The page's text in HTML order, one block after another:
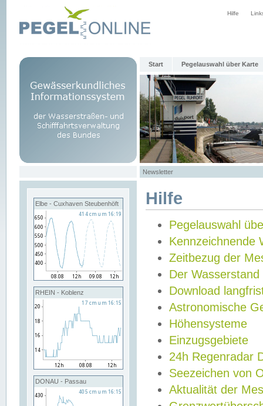
Hilfe
Start Pegelauswahl über Karte
Newsletter
Elbe - Cuxhaven Steubenhöft
RHEIN - Koblenz
DONAU - Passau
Hilfe
Pegelauswahl
Kennzeichnende
Zeitbezug der
Der Wasserstand
Download
Astronomische
Höhensysteme
Einzugsgebiete
24h Regenradar
Seezeichen von
Aktualität der